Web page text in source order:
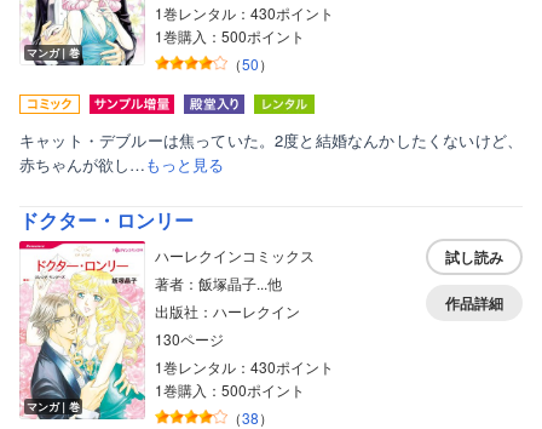
マンガ｜巻
1巻レンタル：430ポイント
1巻購入：500ポイント
（50）
キャット・デブルーは焦っていた。2度と結婚なんかしたくないけど、
赤ちゃんが欲し…もっと見る
ドクター・ロンリー
マンガ｜巻
ハーレクインコミックス
著者：飯塚晶子...他
出版社：ハーレクイン
130ページ
1巻レンタル：430ポイント
1巻購入：500ポイント
（38）
試し読み
作品詳細